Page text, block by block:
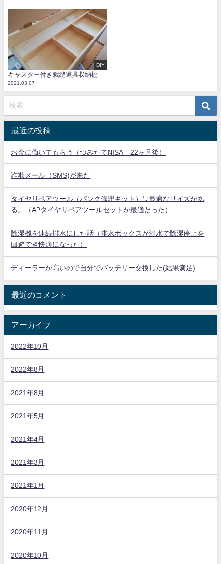
DIY
キャスター付き裁縫道具収納棚
2021.03.07
最近の投稿
お金に働いてもらう（つみたてNISA 22ヶ月後）
詐欺メール（SMS)が来た
タイヤリペアツール（パンク修理キット）は最適なサイズがあ
る。（APタイヤリペアツールセットが最適だった）
除湿機を連続排水にした話（排水ボックスが満水で除湿停止を
回避でき快適になった）
ディーラーが高いので自分でバッテリー交換した(結果満足)
最近のコメント
アーカイブ
2022年10月
2022年8月
2021年8月
2021年5月
2021年4月
2021年3月
2021年1月
2020年12月
2020年11月
2020年10月